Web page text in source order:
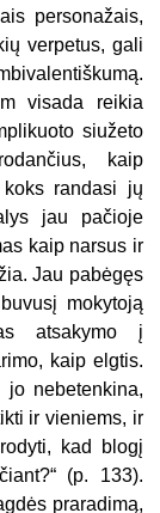
personažais,
verpetus, gali
visada reikia
siužeto
kaip
randasi jų
jau pačioje
kaip narsus ir
Jau pabėgęs
mokytoją
atsakymo į
kaip elgtis.
jo nebetenkina,
ir vieniems, ir
kad blogį
(p. 133).
praradimą,